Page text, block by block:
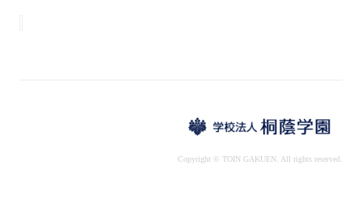
Copyright © TOIN GAKUEN. All rights reserved.